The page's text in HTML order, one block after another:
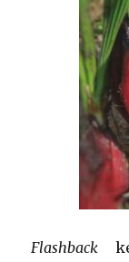
Flashback